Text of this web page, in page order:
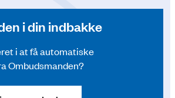
i din indbakke
i at få automatiske
Ombudsmanden?